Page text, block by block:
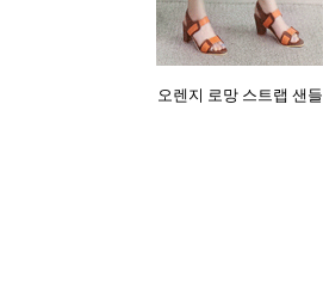
오렌지 로망 스트랩 샌들